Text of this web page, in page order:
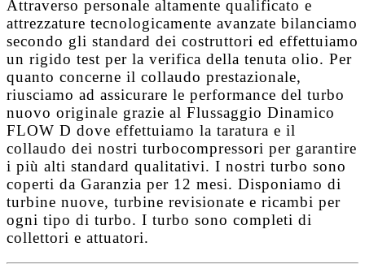
Attraverso personale altamente qualificato e
attrezzature tecnologicamente avanzate bilanciamo
secondo gli standard dei costruttori ed effettuiamo
un rigido test per la verifica della tenuta olio. Per
quanto concerne il collaudo prestazionale,
riusciamo ad assicurare le performance del turbo
nuovo originale grazie al Flussaggio Dinamico
FLOW D dove effettuiamo la taratura e il
collaudo dei nostri turbocompressori per garantire
i più alti standard qualitativi. I nostri turbo sono
coperti da Garanzia per 12 mesi. Disponiamo di
turbine nuove, turbine revisionate e ricambi per
ogni tipo di turbo. I turbo sono completi di
collettori e attuatori.